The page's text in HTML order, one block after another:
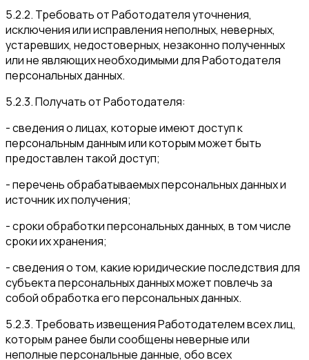
5.2.2. Требовать от Работодателя уточнения,
исключения или исправления неполных, неверных,
устаревших, недостоверных, незаконно полученных
или не являющих необходимыми для Работодателя
персональных данных.
5.2.3. Получать от Работодателя:
- сведения о лицах, которые имеют доступ к
персональным данным или которым может быть
предоставлен такой доступ;
- перечень обрабатываемых персональных данных и
источник их получения;
- сроки обработки персональных данных, в том числе
сроки их хранения;
- сведения о том, какие юридические последствия для
субъекта персональных данных может повлечь за
собой обработка его персональных данных.
5.2.3. Требовать извещения Работодателем всех лиц,
которым ранее были сообщены неверные или
неполные персональные данные, обо всех